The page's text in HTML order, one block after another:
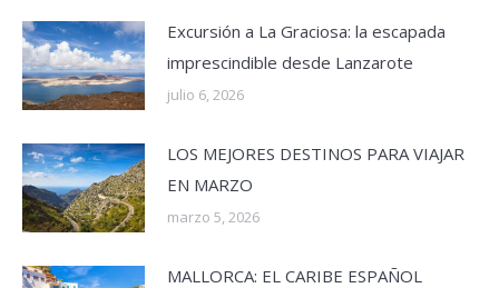
Excursión a La Graciosa: la escapada
imprescindible desde Lanzarote
julio 6, 2026
LOS MEJORES DESTINOS PARA VIAJAR
EN MARZO
marzo 5, 2026
MALLORCA: EL CARIBE ESPAÑOL